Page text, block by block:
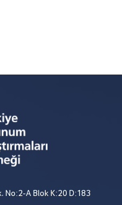
No:2-A Blok K:20 D:183